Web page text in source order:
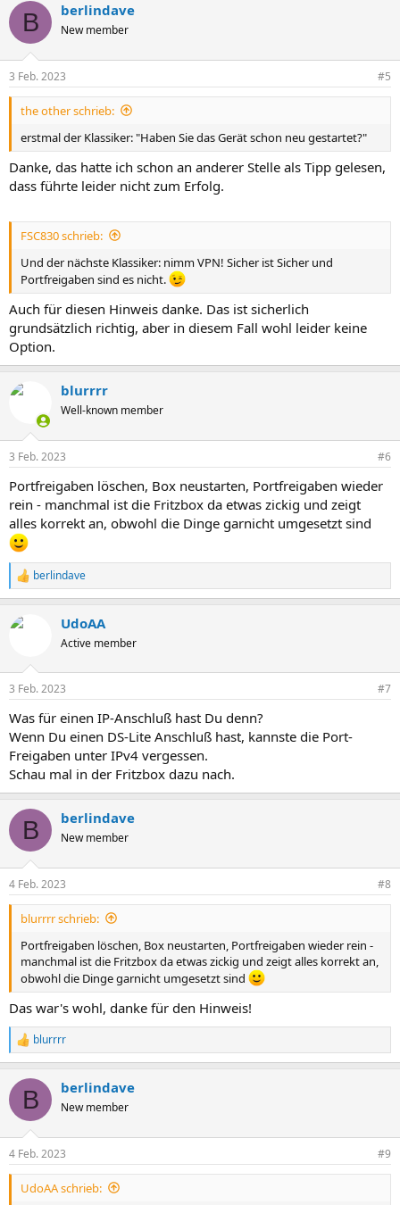
B berlindave
New member
3 Feb. 2023 #5
the other schrieb:
erstmal der Klassiker: "Haben Sie das Gerät schon neu gestartet?"
Danke, das hatte ich schon an anderer Stelle als Tipp gelesen,
dass führte leider nicht zum Erfolg.
FSC830 schrieb:
Und der nächste Klassiker: nimm VPN! Sicher ist Sicher und
Portfreigaben sind es nicht.
Auch für diesen Hinweis danke. Das ist sicherlich
grundsätzlich richtig, aber in diesem Fall wohl leider keine
Option.
blurrrr
Well-known member
3 Feb. 2023 #6
Portfreigaben löschen, Box neustarten, Portfreigaben wieder
rein - manchmal ist die Fritzbox da etwas zickig und zeigt
alles korrekt an, obwohl die Dinge garnicht umgesetzt sind
R
e
k
e
:
berlindave
UdoAA
Active member
3 Feb. 2023 #7
Was für einen IP-Anschluß hast Du denn?
Wenn Du einen DS-Lite Anschluß hast, kannste die Port-
Freigaben unter IPv4 vergessen.
Schau mal in der Fritzbox dazu nach.
B berlindave
New member
4 Feb. 2023 #8
blurrrr schrieb:
Portfreigaben löschen, Box neustarten, Portfreigaben wieder rein -
manchmal ist die Fritzbox da etwas zickig und zeigt alles korrekt an,
obwohl die Dinge garnicht umgesetzt sind
Das war's wohl, danke für den Hinweis!
R
e
k
i
e
n
blurrrr
B berlindave
New member
4 Feb. 2023 #9
UdoAA schrieb: